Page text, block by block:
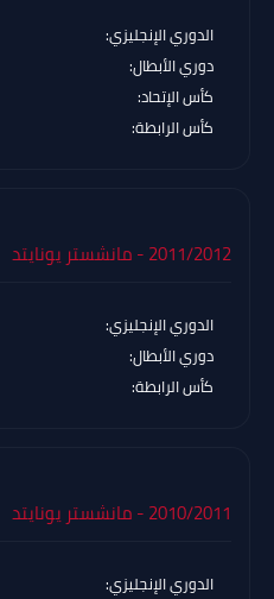
الدوري الإنجليزي:
دوري الأبطال:
كأس الإتحاد:
كأس الرابطة:
2011/2012 - مانشستر يونايتد
الدوري الإنجليزي:
دوري الأبطال:
كأس الرابطة:
2010/2011 - مانشستر يونايتد
الدوري الإنجليزي: